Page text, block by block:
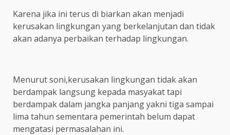
Karena jika ini terus di biarkan akan menjadi
kerusakan lingkungan yang berkelanjutan dan tidak
akan adanya perbaikan terhadap lingkungan.
Menurut soni,kerusakan lingkungan tidak akan
berdampak langsung kepada masyakat tapi
berdampak dalam jangka panjang yakni tiga sampai
lima tahun sementara pemerintah belum dapat
mengatasi permasalahan ini.